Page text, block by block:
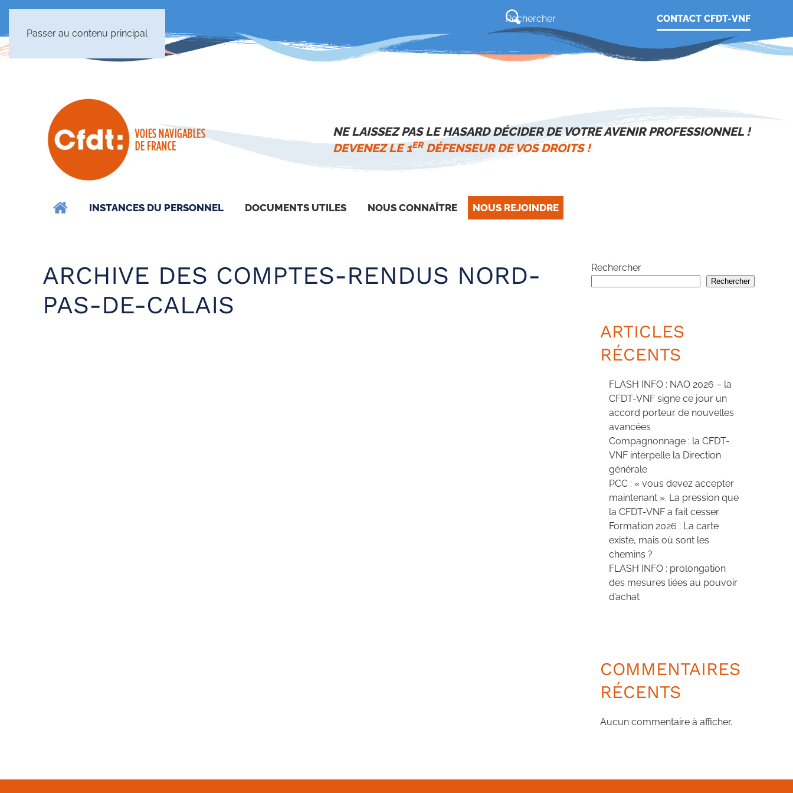
Passer au contenu principal
CONTACT CFDT-VNF
NE LAISSEZ PAS LE HASARD DÉCIDER DE VOTRE AVENIR PROFESSIONNEL !
DEVENEZ LE 1ERDÉFENSEUR DE VOS DROITS !
INSTANCES DU PERSONNEL DOCUMENTS UTILES NOUS CONNAÎTRE NOUS REJOINDRE
ARCHIVE DES COMPTES-RENDUS NORD-
PAS-DE-CALAIS
Rechercher
Rechercher
ARTICLES
RÉCENTS
FLASH INFO : NAO 2026 – la
CFDT-VNF signe ce jour un
accord porteur de nouvelles
avancées
Compagnonnage : la CFDT-
VNF interpelle la Direction
générale
PCC : « vous devez accepter
maintenant ». La pression que
la CFDT-VNF a fait cesser
Formation 2026 : La carte
existe, mais où sont les
chemins ?
FLASH INFO : prolongation
des mesures liées au pouvoir
d’achat
COMMENTAIRES
RÉCENTS
Aucun commentaire à afficher.